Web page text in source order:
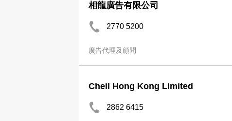
相龍廣告有限公司
2770 5200
廣告代理及顧問
Cheil Hong Kong Limited
2862 6415